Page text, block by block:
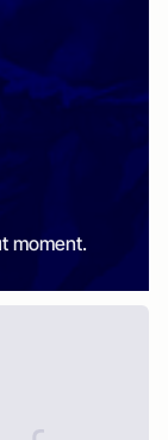
moment.